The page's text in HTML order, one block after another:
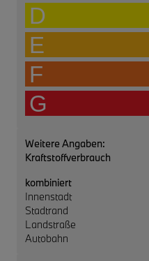
D
E
F
G
Weitere Angaben:
Kraftstoffverbrauch
kombiniert
Innenstadt
Stadtrand
Landstraße
Autobahn